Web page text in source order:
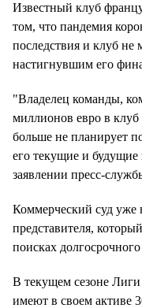
Известный клуб
том, что пандемия
последствия и клуб не
настигнувшим его
"Владелец команды,
миллионов евро в клуб
больше не планирует
его текущие и
заявлении пресс-
Коммерческий суд уже
представителя,
поисках
В текущем сезоне
имеют в своем активе